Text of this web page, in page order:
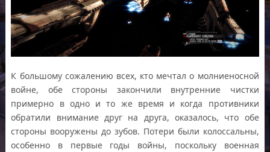
К большому сожалению всех, кто мечтал о молниеносной
войне, обе стороны закончили внутренние чистки
примерно в одно и то же время и когда противники
обратили внимание друг на друга, оказалось, что обе
стороны вооружены до зубов. Потери были колоссальны,
особенно в первые годы войны, поскольку военная